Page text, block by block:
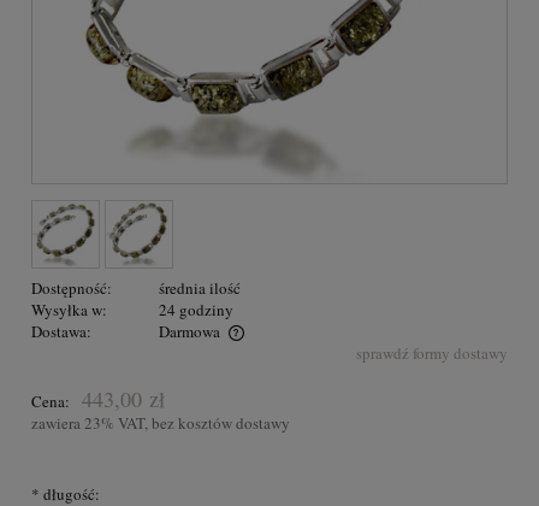
Dostępność:
średnia ilość
Wysyłka w:
24 godziny
Dostawa:
Darmowa
Przesyłka GRATIS na terenie Polski dla zakupów powyżej 300,00
sprawdź formy dostawy
Cena: 443,00 zł
zawiera 23% VAT, bez kosztów dostawy
* długość: